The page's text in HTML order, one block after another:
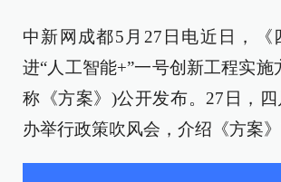
中新网成都5月27日电近日，《
进“人工智能+”一号创新工程实施
称《方案》)公开发布。27日，
办举行政策吹风会，介绍《方案》